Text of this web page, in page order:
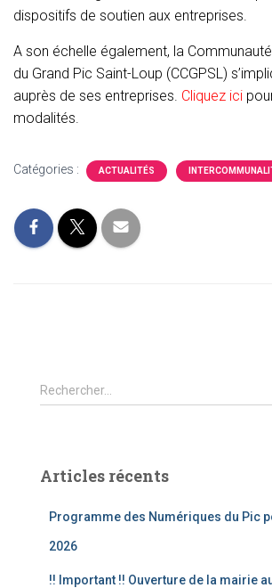
dispositifs de soutien aux entreprises.
A son échelle également, la
du Grand Pic Saint-Loup (CCGPSL)
auprès de ses entreprises. Cliquez ici
modalités.
Catégories : ACTUALITÉS
R
e
r
Rechercher…
Articles récents
Programme des Numériques du Pic
2026
!! Important !! Ouverture de la mairie